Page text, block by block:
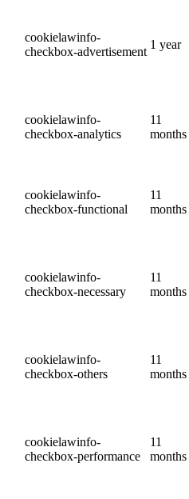
cookielawinfo-
checkbox-advertisement
1 year
cookielawinfo-
checkbox-analytics
11
months
cookielawinfo-
checkbox-functional
11
months
cookielawinfo-
checkbox-necessary
11
months
cookielawinfo-
checkbox-others
11
months
cookielawinfo-
checkbox-performance
11
months